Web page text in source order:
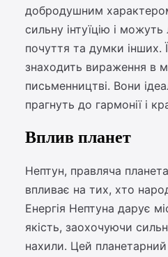
добродушним
сильну інтуїцію і можуть
почуття та думки інших.
знаходить вираження в
письменництві. Вони
прагнуть до гармонії і
Вплив планет
Нептун, правляча
впливає на тих, хто
Енергія Нептуна дарує
якість, заохочуючи
нахили. Цей